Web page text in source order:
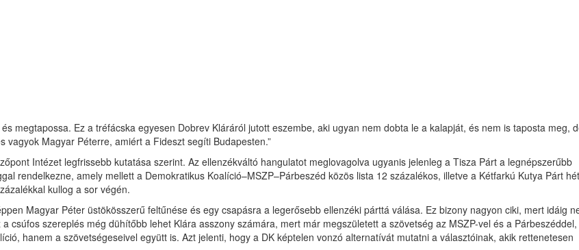
megtapossa. Ez a tréfácska egyesen Dobrev Kláráról jutott eszembe, aki ugyan nem dobta le a kalapját, és nem is taposta meg,
Magyar Péterre, amiért a Fideszt segíti Budapesten.”
Intézet legfrissebb kutatása szerint. Az ellenzékváltó hangulatot meglovagolva ugyanis jelenleg a Tisza Párt a legnépszerűbb
rendelkezne, amely mellett a Demokratikus Koalíció–MSZP–Párbeszéd közös lista 12 százalékos, illetve a Kétfarkú Kutya Párt hét
kullog a sor végén.
Magyar Péter üstökösszerű feltűnése és egy csapásra a legerősebb ellenzéki párttá válása. Ez bizony nagyon ciki, mert idáig
csúfos szereplés még dühítőbb lehet Klára asszony számára, mert már megszületett a szövetség az MSZP-vel és a Párbeszéddel,
hanem a szövetségeseivel együtt is. Azt jelenti, hogy a DK képtelen vonzó alternatívát mutatni a választóinak, akik rettenetesen